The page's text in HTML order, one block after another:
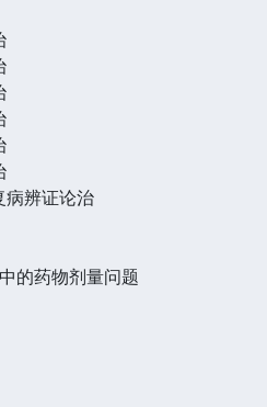
病辨证论治
的药物剂量问题